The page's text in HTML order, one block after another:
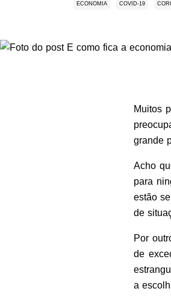
ECONOMIA COVID-19
Muitos
grande
Acho
para
estão
de
Por
de
a